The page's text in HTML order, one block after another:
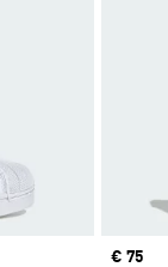
Precio
€ 75